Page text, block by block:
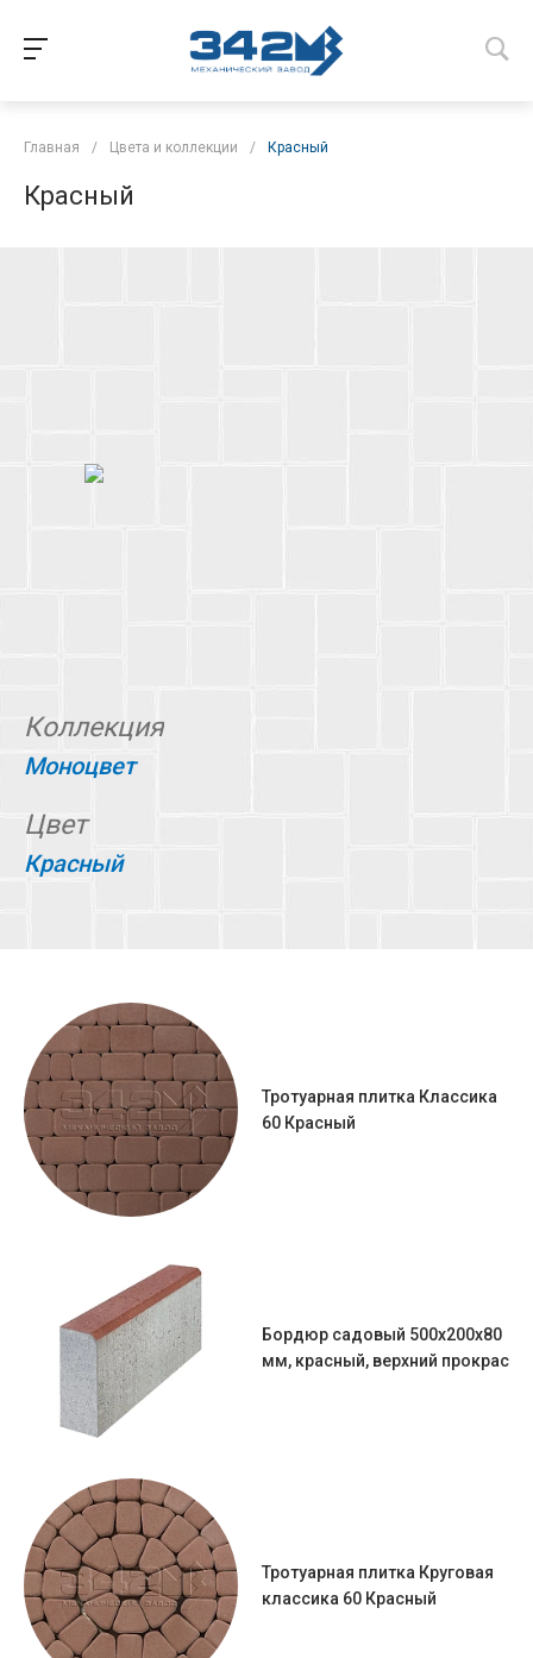
Главная / Цвета и коллекции / Красный
Красный
Коллекция
Моноцвет
Цвет
Красный
Тротуарная плитка Классика
60 Красный
Бордюр садовый 500х200х80
мм, красный, верхний прокрас
Тротуарная плитка Круговая
классика 60 Красный